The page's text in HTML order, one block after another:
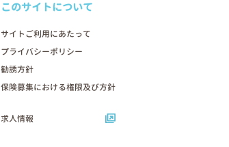
このサイトについて
サイトご利用にあたって
プライバシーポリシー
勧誘方針
保険募集における権限及び方針
求人情報